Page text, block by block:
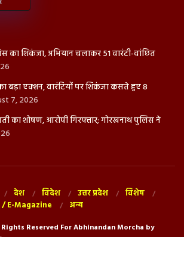
का शिकंजा, अभियान चलाकर 51 वारंटी-वांछित
बड़ा एक्शन, वारंटियों पर शिकंजा कसते हुए 8
7, 2026
का शोषण, आरोपी गिरफ्तार; गोरखनाथ पुलिस ने
देश विदेश उत्तर प्रदेश
विशेष
/ E-Magazine अन्य
Reserved For Abhinandan Morcha by